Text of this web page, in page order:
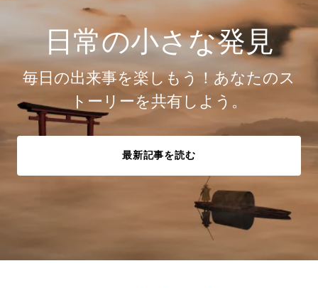
日常の小さな発見
毎日の出来事を楽しもう！あなたのス
トーリーを共有しよう。
最新記事を読む